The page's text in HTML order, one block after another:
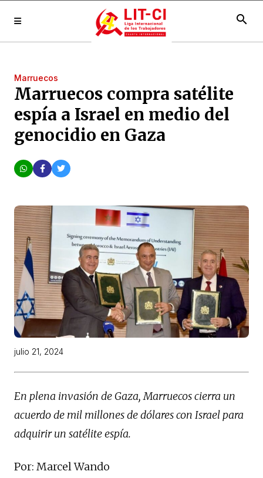
search
Marruecos
Marruecos compra satélite
espía a Israel en medio del
genocidio en Gaza
julio 21, 2024
En plena invasión de Gaza, Marruecos cierra un
acuerdo de mil millones de dólares con Israel para
adquirir un satélite espía.
Por: Marcel Wando